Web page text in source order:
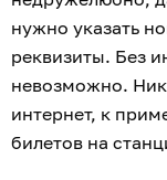
нужно указать
реквизиты. Без
невозможно.
интернет, к
билетов на